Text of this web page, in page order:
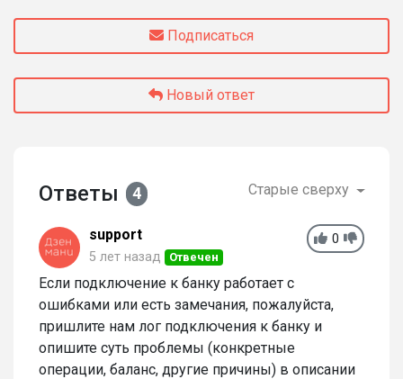
Подписаться
Новый ответ
Ответы 4 Старые сверху
0
support
5 лет назад Отвечен
Если подключение к банку работает с
ошибками или есть замечания, пожалуйста,
пришлите нам лог подключения к банку и
опишите суть проблемы (конкретные
операции, баланс, другие причины) в описании